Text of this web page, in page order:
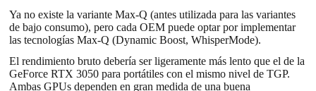
Ya no existe la variante Max-Q (antes utilizada para las variantes
de bajo consumo), pero cada OEM puede optar por implementar
las tecnologías Max-Q (Dynamic Boost, WhisperMode).
El rendimiento bruto debería ser ligeramente más lento que el de la
GeForce RTX 3050 para portátiles con el mismo nivel de TGP.
Ambas GPUs dependen en gran medida de una buena